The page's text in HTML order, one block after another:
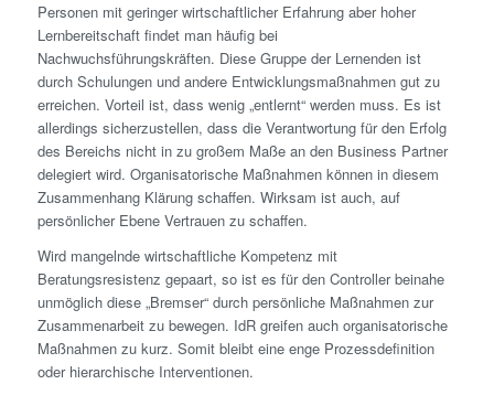
Personen mit geringer wirtschaftlicher Erfahrung aber hoher
Lernbereitschaft findet man häufig bei
Nachwuchsführungskräften. Diese Gruppe der Lernenden ist
durch Schulungen und andere Entwicklungsmaßnahmen gut zu
erreichen. Vorteil ist, dass wenig „entlernt“ werden muss. Es ist
allerdings sicherzustellen, dass die Verantwortung für den Erfolg
des Bereichs nicht in zu großem Maße an den Business Partner
delegiert wird. Organisatorische Maßnahmen können in diesem
Zusammenhang Klärung schaffen. Wirksam ist auch, auf
persönlicher Ebene Vertrauen zu schaffen.
Wird mangelnde wirtschaftliche Kompetenz mit
Beratungsresistenz gepa­art, so ist es für den Controller beinahe
unmöglich diese „Bremser“ durch persönliche Maßnahmen zur
Zusammenarbeit zu bewegen. IdR greifen auch organisatorische
Maßnahmen zu kurz. Somit bleibt eine enge Prozessdefinition
oder hierarchische Interventionen.